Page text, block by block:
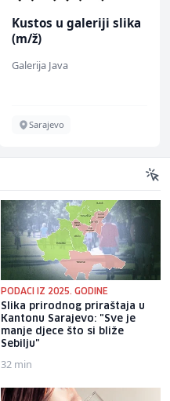
Kustos u galeriji slika
(m/ž)
Galerija Java
Sarajevo
PODACI IZ 2025. GODINE
Slika prirodnog priraštaja u
Kantonu Sarajevo: "Sve je
manje djece što si bliže
Sebilju"
32 min